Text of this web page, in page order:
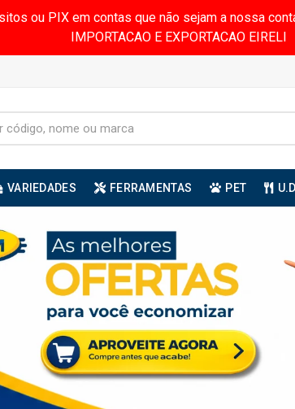
ou PIX em contas que não sejam a nossa
IMPORTACAO E EXPORTACAO EIRELI
VARIEDADES FERRAMENTAS PET U.D